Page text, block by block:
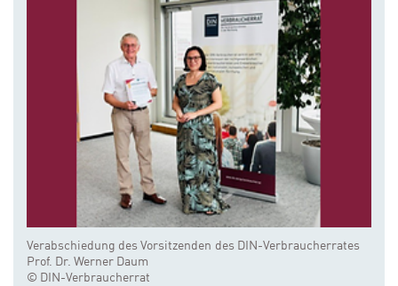
Verabschiedung des Vorsitzenden des DIN-Verbraucherrates
Prof. Dr. Werner Daum
© DIN-Verbraucherrat